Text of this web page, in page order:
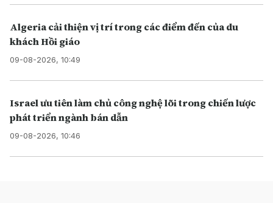
Algeria cải thiện vị trí trong các điểm đến của du
khách Hồi giáo
09-08-2026, 10:49
Israel ưu tiên làm chủ công nghệ lõi trong chiến lược
phát triển ngành bán dẫn
09-08-2026, 10:46